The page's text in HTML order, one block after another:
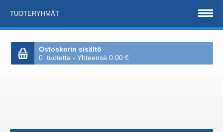
TUOTERYHMÄT
Ostoskorin sisältö
0 tuotetta - Yhteensä 0.00 €